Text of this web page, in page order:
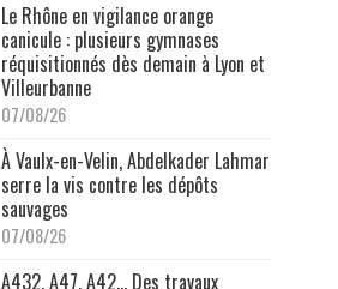
Le Rhône en vigilance orange
canicule : plusieurs gymnases
réquisitionnés dès demain à Lyon et
Villeurbanne
07/08/26
À Vaulx-en-Velin, Abdelkader Lahmar
serre la vis contre les dépôts
sauvages
07/08/26
A432, A47, A42… Des travaux